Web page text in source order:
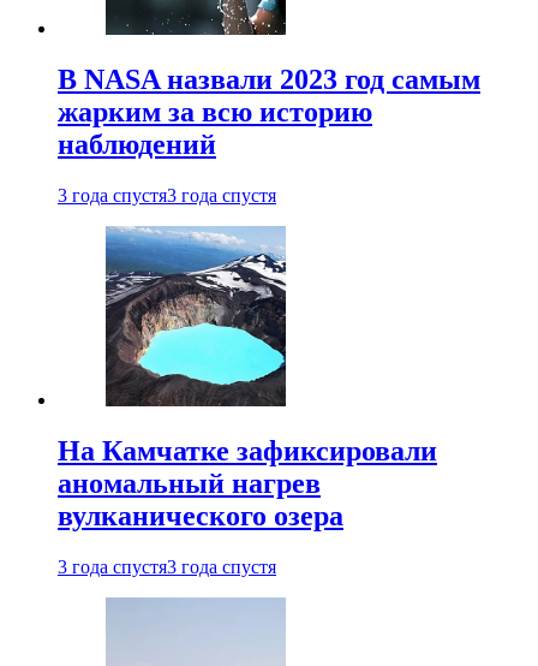
В NASA назвали 2023 год самым
жарким за всю историю
наблюдений
3 года спустя3 года спустя
На Камчатке зафиксировали
аномальный нагрев
вулканического озера
3 года спустя3 года спустя